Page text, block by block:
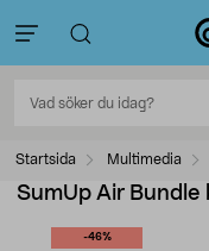
Startsida Multimedia
SumUp Air
-46%